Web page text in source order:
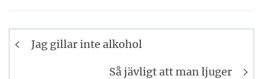
Inläggsnavigering
Jag gillar inte alkohol
Så jävligt att man ljuger